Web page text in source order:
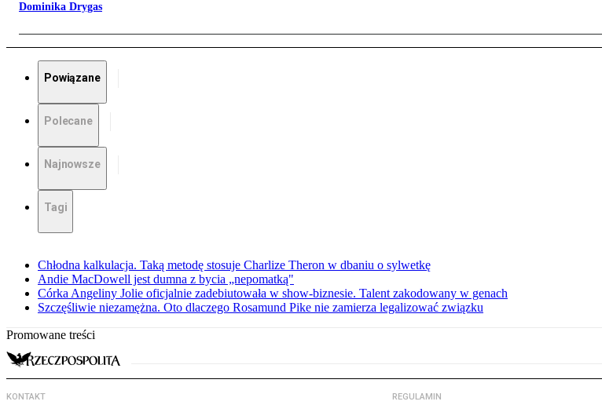
Dominika Drygas
Powiązane
Polecane
Najnowsze
Tagi
Chłodna kalkulacja. Taką metodę stosuje Charlize Theron w dbaniu o sylwetkę
Andie MacDowell jest dumna z bycia „nepomatką"
Córka Angeliny Jolie oficjalnie zadebiutowała w show-biznesie. Talent zakodowany w genach
Szczęśliwie niezamężna. Oto dlaczego Rosamund Pike nie zamierza legalizować związku
Promowane treści
KONTAKT REGULAMIN